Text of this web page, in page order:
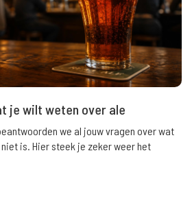
je wilt weten over ale
we al jouw vragen over wat
is. Hier steek je zeker weer het